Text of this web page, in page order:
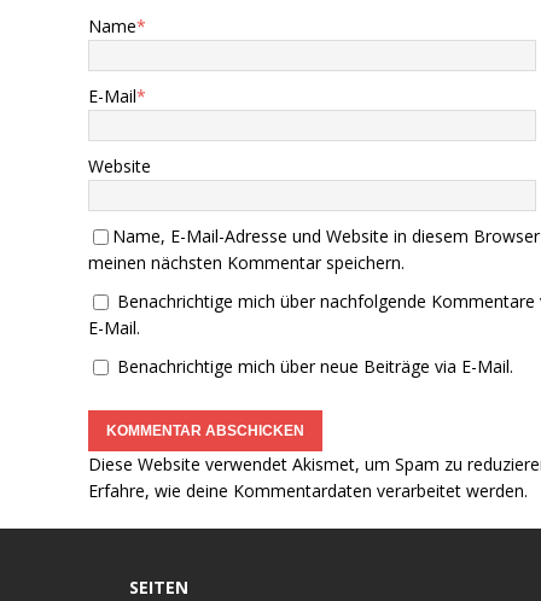
Name*
E-Mail*
Website
Name, E-Mail-Adresse und Website in diesem
meinen nächsten Kommentar speichern.
Benachrichtige mich über nachfolgende Kommentare
E-Mail.
Benachrichtige mich über neue Beiträge via E-Mail.
Diese Website verwendet Akismet, um Spam zu
Erfahre, wie deine Kommentardaten verarbeitet werden.
SEITEN